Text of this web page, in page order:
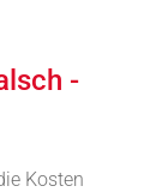
-
Kosten